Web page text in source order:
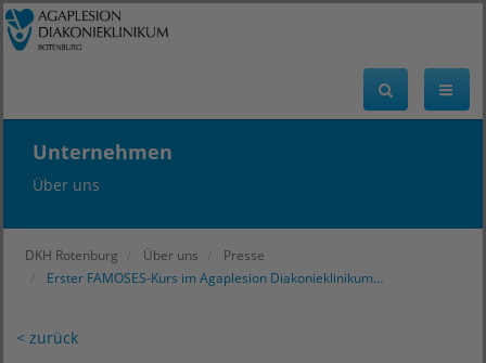
Unternehmen
Über uns
DKH Rotenburg Über uns
Presse
Erster FAMOSES-Kurs im Agaplesion Diakonieklinikum…
< zurück